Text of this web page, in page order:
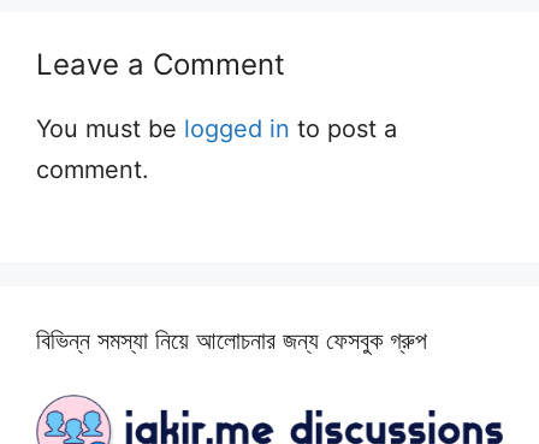
Leave a Comment
You must be logged in to post a
comment.
বিভিন্ন সমস্যা নিয়ে আলোচনার জন্য ফেসবুক গ্রুপ